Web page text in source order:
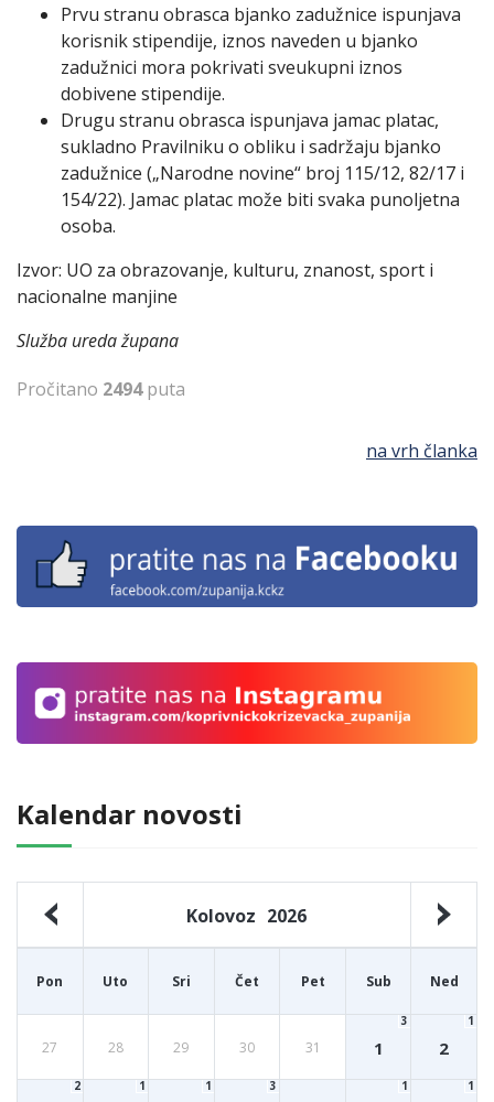
Kalendar novosti
Kolovoz 2026
Pon Uto Sri Čet Pet Sub Ned
27 28 29 30 31 1
3
2
1
2 1 1 3 1 1
Prvu stranu obrasca bjanko zadužnice ispunjava
korisnik stipendije, iznos naveden u bjanko
zadužnici mora pokrivati sveukupni iznos
dobivene stipendije.
Drugu stranu obrasca ispunjava jamac platac,
sukladno Pravilniku o obliku i sadržaju bjanko
zadužnice („Narodne novine“ broj 115/12, 82/17 i
154/22). Jamac platac može biti svaka punoljetna
osoba.
Izvor: UO za obrazovanje, kulturu, znanost, sport i
nacionalne manjine
Služba ureda župana
Pročitano 2494puta
na vrh članka